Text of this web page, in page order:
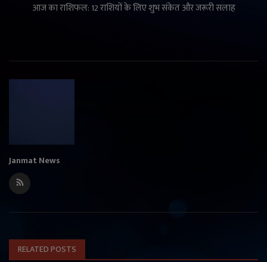
आज का राशिफल: 12 राशियों के लिए शुभ संकेत और जरूरी सलाह
Janmat News
RELATED POSTS